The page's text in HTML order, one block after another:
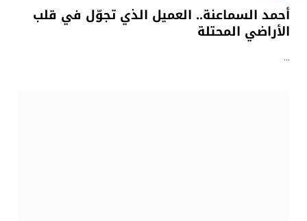
أحمد السماعنة.. العميل الذي تجوّل في قلب
الأراضي المحتلة
…